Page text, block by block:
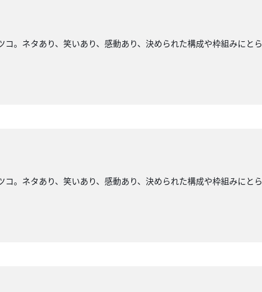
。ネタあり、笑いあり、感動あり、決められた構成や枠組みにと
。ネタあり、笑いあり、感動あり、決められた構成や枠組みにと